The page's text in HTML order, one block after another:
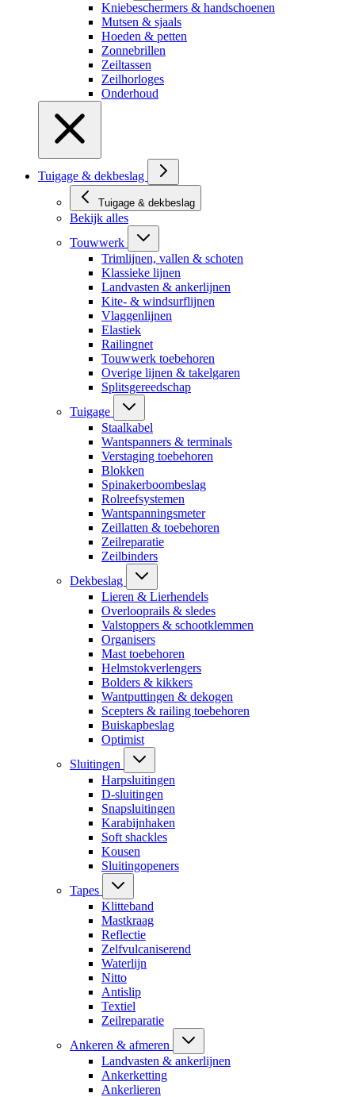
Kniebeschermers & handschoenen
Mutsen & sjaals
Hoeden & petten
Zonnebrillen
Zeiltassen
Zeilhorloges
Onderhoud
Tuigage & dekbeslag
Tuigage & dekbeslag
Bekijk alles
Touwwerk
Trimlijnen, vallen & schoten
Klassieke lijnen
Landvasten & ankerlijnen
Kite- & windsurflijnen
Vlaggenlijnen
Elastiek
Railingnet
Touwwerk toebehoren
Overige lijnen & takelgaren
Splitsgereedschap
Tuigage
Staalkabel
Wantspanners & terminals
Verstaging toebehoren
Blokken
Spinakerboombeslag
Rolreefsystemen
Wantspanningsmeter
Zeillatten & toebehoren
Zeilreparatie
Zeilbinders
Dekbeslag
Lieren & Lierhendels
Overlooprails & sledes
Valstoppers & schootklemmen
Organisers
Mast toebehoren
Helmstokverlengers
Bolders & kikkers
Wantputtingen & dekogen
Scepters & railing toebehoren
Buiskapbeslag
Optimist
Sluitingen
Harpsluitingen
D-sluitingen
Snapsluitingen
Karabijnhaken
Soft shackles
Kousen
Sluitingopeners
Tapes
Klitteband
Mastkraag
Reflectie
Zelfvulcaniserend
Waterlijn
Nitto
Antislip
Textiel
Zeilreparatie
Ankeren & afmeren
Landvasten & ankerlijnen
Ankerketting
Ankerlieren